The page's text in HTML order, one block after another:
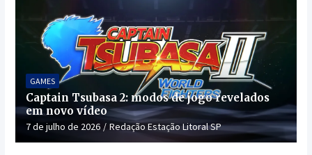
GAMES
Captain Tsubasa 2: modos de jogo revelados
em novo vídeo
7 de julho de 2026 Redação Estação Litoral SP